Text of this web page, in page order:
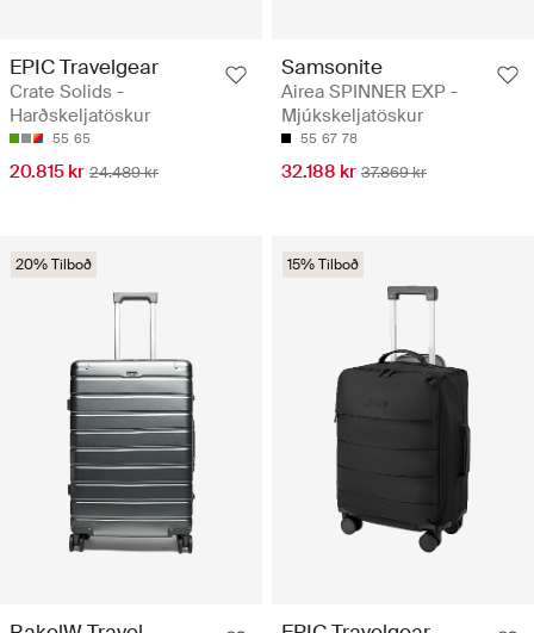
EPIC Travelgear
Crate Solids -
Harðskeljatöskur
55 65
20.815 kr 24.489 kr
Samsonite
Airea SPINNER EXP -
Mjúkskeljatöskur
55 67 78
32.188 kr 37.869 kr
20% Tilboð 15% Tilboð